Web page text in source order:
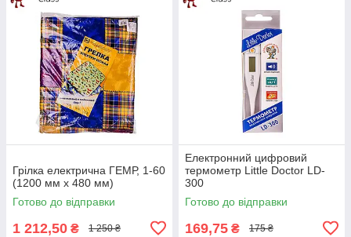
Грілка електрична ГЕМР, 1-60
(1200 мм х 480 мм)
Готово до відправки
1 212,50 ₴ 1 250 ₴
Електронний цифровий
термометр Little Doctor LD-
300
Готово до відправки
169,75 ₴ 175 ₴